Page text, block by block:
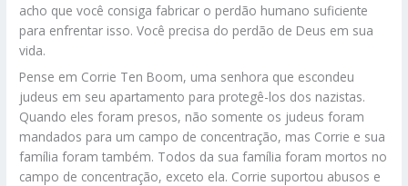
acho que você consiga fabricar o perdão humano suficiente
para enfrentar isso. Você precisa do perdão de Deus em sua
vida.
Pense em Corrie Ten Boom, uma senhora que escondeu
judeus em seu apartamento para protegê-los dos nazistas.
Quando eles foram presos, não somente os judeus foram
mandados para um campo de concentração, mas Corrie e sua
família foram também. Todos da sua família foram mortos no
campo de concentração, exceto ela. Corrie suportou abusos e